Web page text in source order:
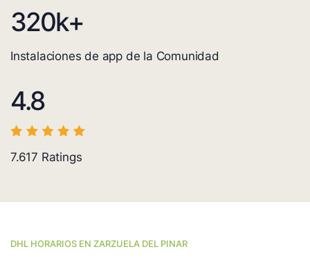
320k+
Instalaciones de app de la Comunidad
4.8
7.617 Ratings
DHL HORARIOS EN ZARZUELA DEL PINAR